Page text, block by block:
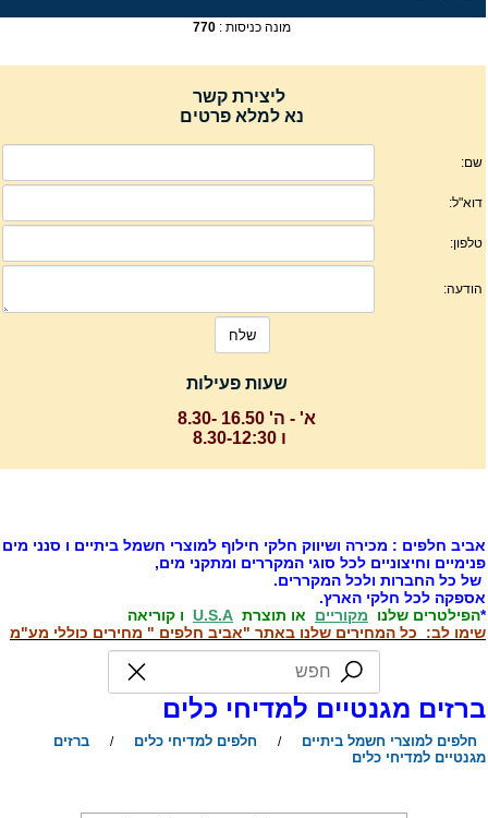
מונה כניסות : 770
ליצירת קשר
נא למלא פרטים
שעות פעילות
א' - ה' 16.50 -8.30
ו 8.30-12:30
חלפים : מכירה ושיווק חלקי חילוף למוצרי חשמל ביתיים ו סנני מים
וחיצוניים לכל סוגי המקררים ומתקני מים,
כל החברות ולכל המקררים.
לכל חלקי הארץ.
הפילטרים שלנו מקורייםאו תוצרת U.S.Aו קוריאה
לב: כל המחירים שלנו באתר "אביב חלפים " מחירים כוללי מע"מ
מגנטיים למדיחי כלים
חלפים למוצרי חשמל ביתיים חלפים למדיחי כלים
ברזים
למדיחי כלים